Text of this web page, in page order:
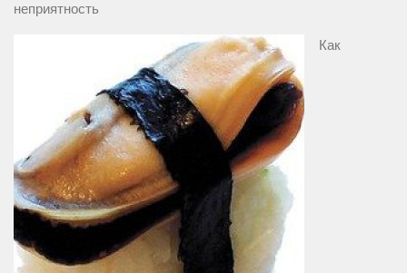
неприятность
Как